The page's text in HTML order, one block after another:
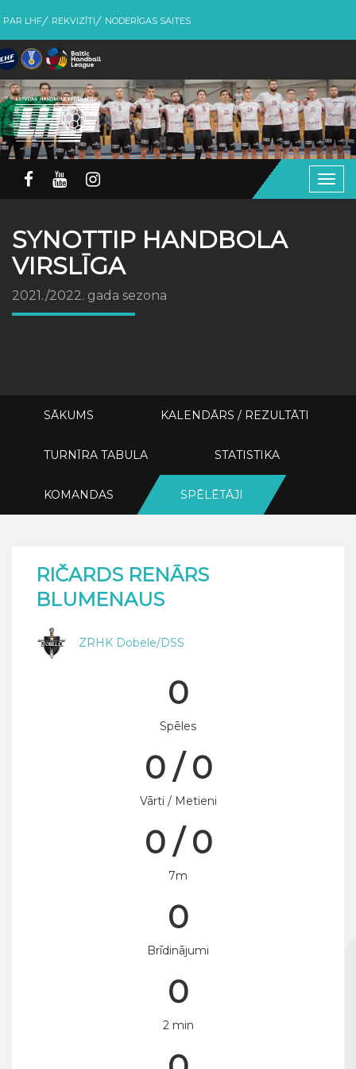
PAR LHF REKVIZĪTI NODERĪGAS SAITES
SYNOTTIP HANDBOLA
VIRSLĪGA
2021./2022. gada sezona
SĀKUMS KALENDĀRS / REZULTĀTI
TURNĪRA TABULA STATISTIKA
KOMANDAS SPĒLĒTĀJI
RIČARDS RENĀRS
BLUMENAUS
ZRHK Dobele/DSS
0
Spēles
0 / 0
Vārti / Metieni
0 / 0
7m
0
Brīdinājumi
0
2 min